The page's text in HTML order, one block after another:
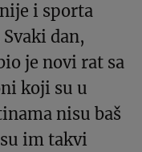
i sporta
dan,
je novi rat sa
koji su u
nisu baš
im takvi